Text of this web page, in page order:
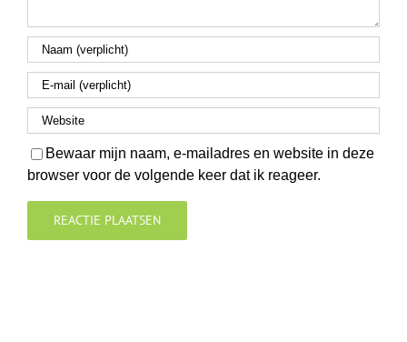
Bewaar mijn naam, e-mailadres en website in deze
browser voor de volgende keer dat ik reageer.